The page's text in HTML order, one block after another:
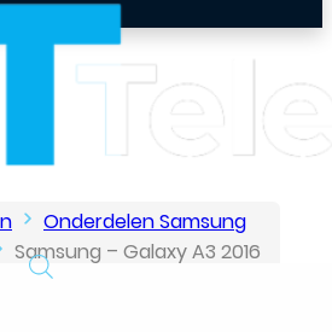
Onderdelen Samsung
Samsung – Galaxy A3 2016
Flex